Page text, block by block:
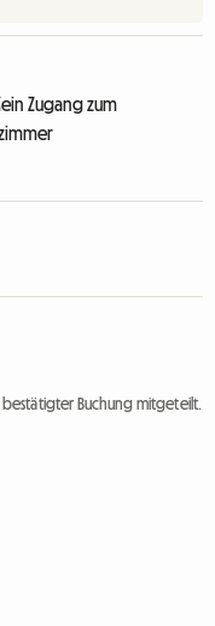
Zugang zum
bestätigter Buchung mitgeteilt.